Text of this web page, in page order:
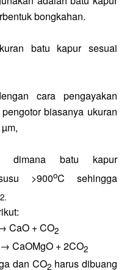
bongkahan.
batu kapur sesuai
cara pengayakan
biasanya ukuran
dimana batu kapur
>900oC sehingga
2.
CaO + CO2
→ CaOMgO + 2CO2
dan CO2 harus dibuang